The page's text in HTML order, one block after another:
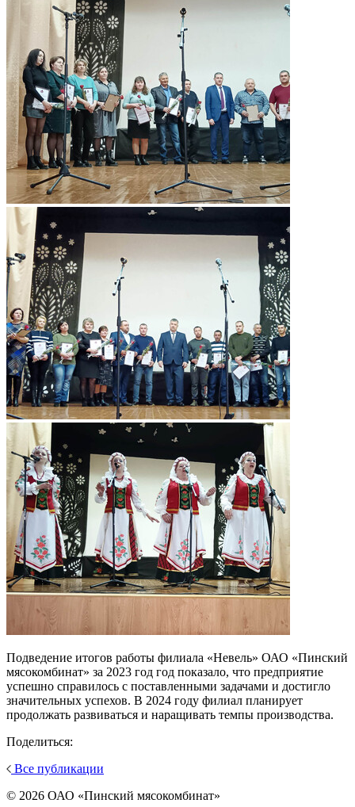
Подведение итогов работы филиала «Невель» ОАО «Пинский
мясокомбинат» за 2023 год год показало, что предприятие
успешно справилось с поставленными задачами и достигло
значительных успехов. В 2024 году филиал планирует
продолжать развиваться и наращивать темпы производства.
Поделиться:
Все публикации
© 2026 ОАО «Пинский мясокомбинат»